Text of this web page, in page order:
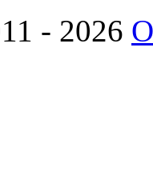
- 2026